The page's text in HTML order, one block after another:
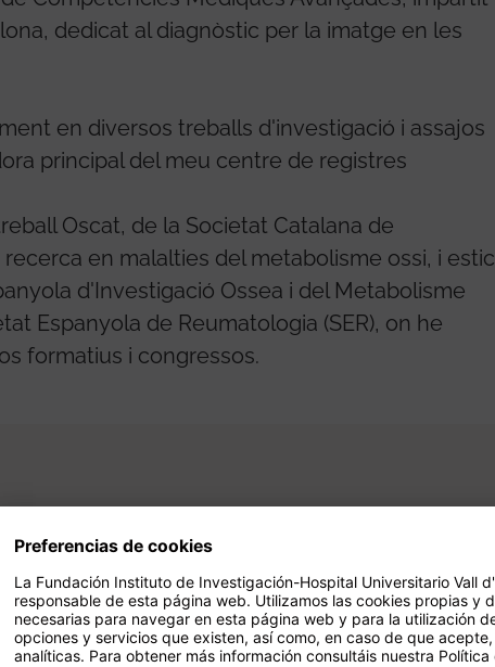
dedicat al diagnòstic per la imatge en les
en diversos treballs d'investigació i assajos
principal del meu centre de registres
Oscat, de la Societat Catalana de
en malalties del metabolisme ossi, i estic
d'Investigació Ossea i del Metabolisme
Espanyola de Reumatologia (SER), on he
formatius i congressos.